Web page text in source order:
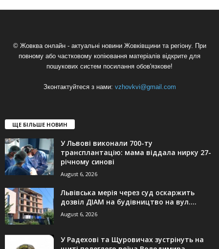
© Жовква онлайн - актуальні новини Жовківщини та регіону. При
повному або частковому копіювання матеріалів відкрите для
пошукових систем посилання обов'язкове!
Зконтактуйтеся з нами: vzhovkvi@gmail.com
ЩЕ БІЛЬШЕ НОВИН
У Львові виконали 700-ту
трансплантацію: мама віддала нирку 27-
річному синові
August 6, 2026
Львівська мерія через суд оскаржить
дозвіл ДІАМ на будівництво на вул....
August 6, 2026
У Радехові та Щуровичах зустрінуть на